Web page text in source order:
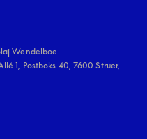
Wendelboe
1, Postboks 40, 7600 Struer,